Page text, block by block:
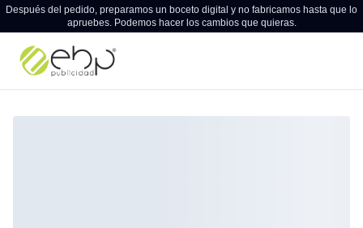
Después del pedido, preparamos un boceto digital y no fabricamos hasta que lo
apruebes. Podemos hacer los cambios que quieras.